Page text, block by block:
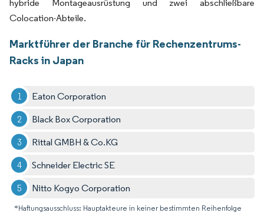
hybride Montageausrüstung und zwei abschließbare
Colocation-Abteile.
Marktführer der Branche für Rechenzentrums-
Racks in Japan
Eaton Corporation
Black Box Corporation
Rittal GMBH & Co.KG
Schneider Electric SE
Nitto Kogyo Corporation
*Haftungsausschluss: Hauptakteure in keiner bestimmten Reihenfolge